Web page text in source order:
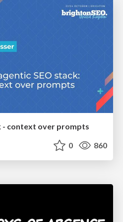
- context over prompts
0 860